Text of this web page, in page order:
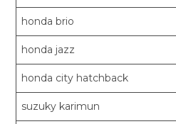
honda brio
honda jazz
honda city hatchback
suzuky karimun